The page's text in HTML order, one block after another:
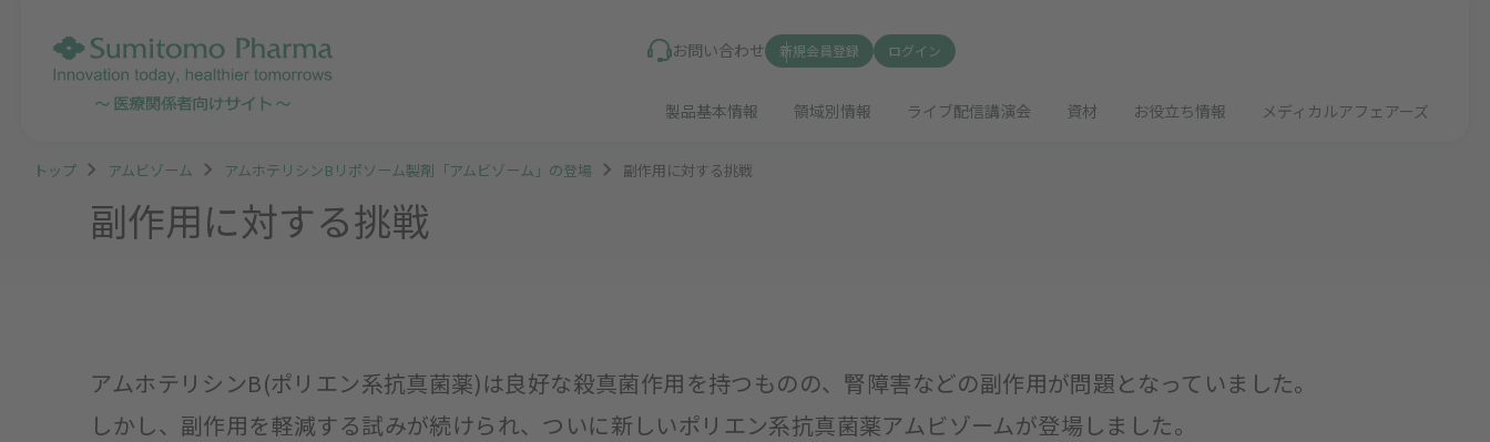
お問い合わせ 新規会員登録 ログイン
製品基本情報 領域別情報 ライブ配信講演会 資材 お役立ち情報 メディカルアフェアーズ
トップ アムビゾーム アムホテリシンBリポソーム製剤「アムビゾーム」の登場 副作用に対する挑戦
副作用に対する挑戦
アムホテリシンB(ポリエン系抗真菌薬)は良好な殺真菌作用を持つものの、腎障害などの副作用が問題となっていました。
しかし、副作用を軽減する試みが続けられ、ついに新しいポリエン系抗真菌薬アムビゾームが登場しました。